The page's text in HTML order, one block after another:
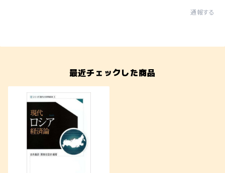
通報する
最近チェックした商品